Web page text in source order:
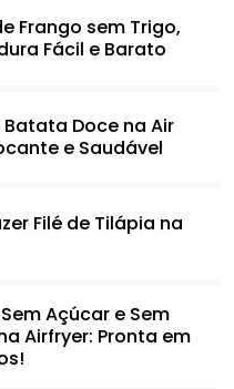
Frango sem Trigo,
Fácil e Barato
Doce na Air
e Saudável
Filé de Tilápia na
Açúcar e Sem
Airfryer: Pronta em